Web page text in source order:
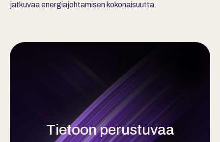
jatkuvaa energiajohtamisen kokonaisuutta.
Tietoon perustuvaa